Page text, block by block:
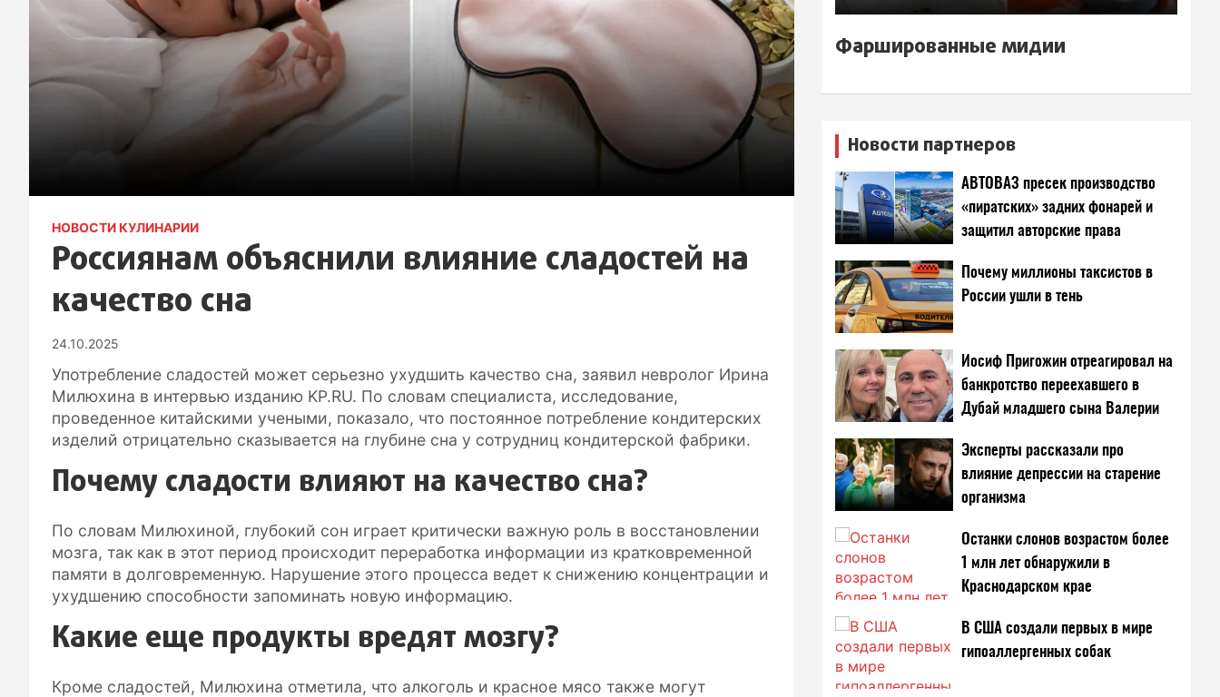
НОВОСТИ КУЛИНАРИИ
Россиянам объяснили влияние сладостей на
качество сна
24.10.2025
Употребление сладостей может серьезно ухудшить качество сна, заявил невролог Ирина
Милюхина в интервью изданию KP.RU. По словам специалиста, исследование,
проведенное китайскими учеными, показало, что постоянное потребление кондитерских
изделий отрицательно сказывается на глубине сна у сотрудниц кондитерской фабрики.
Почему сладости влияют на качество сна?
По словам Милюхиной, глубокий сон играет критически важную роль в восстановлении
мозга, так как в этот период происходит переработка информации из кратковременной
памяти в долговременную. Нарушение этого процесса ведет к снижению концентрации и
ухудшению способности запоминать новую информацию.
Какие еще продукты вредят мозгу?
Кроме сладостей, Милюхина отметила, что алкоголь и красное мясо также могут
Фаршированные мидии
Новости партнеров
АВТОВАЗ пресек производство
«пиратских» задних фонарей и
защитил авторские права
Почему миллионы таксистов в
России ушли в тень
Иосиф Пригожин отреагировал на
банкротство переехавшего в
Дубай младшего сына Валерии
Эксперты рассказали про
влияние депрессии на старение
организма
Останки слонов возрастом более
1 млн лет обнаружили в
Краснодарском крае
В США создали первых в мире
гипоаллергенных собак